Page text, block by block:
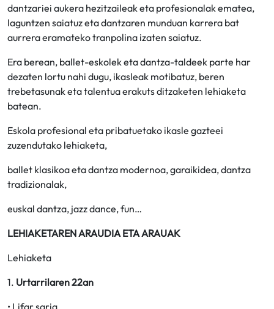
dantzariei aukera hezitzaileak eta profesionalak ematea,
laguntzen saiatuz eta dantzaren munduan karrera bat
aurrera eramateko tranpolina izaten saiatuz.
Era berean, ballet-eskolek eta dantza-taldeek parte har
dezaten lortu nahi dugu, ikasleak motibatuz, beren
trebetasunak eta talentua erakuts ditzaketen lehiaketa
batean.
Eskola profesional eta pribatuetako ikasle gazteei
zuzendutako lehiaketa,
ballet klasikoa eta dantza modernoa, garaikidea, dantza
tradizionalak,
euskal dantza, jazz dance, fun…
LEHIAKETAREN ARAUDIA ETA ARAUAK
Lehiaketa
1. Urtarrilaren 22an
• Lifar saria